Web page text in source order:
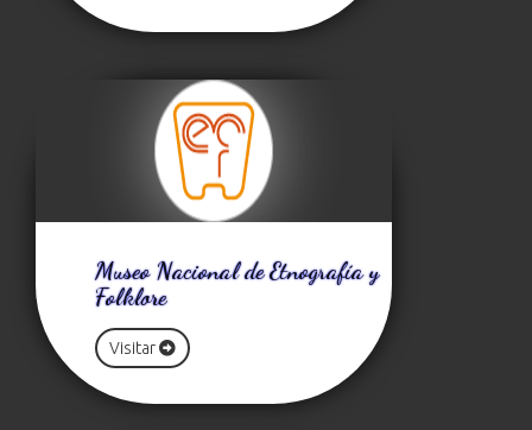
Museo Nacional de Etnografía y
Folklore
Visitar